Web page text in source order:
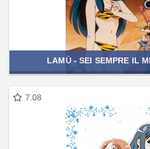
LAMÙ - SEI SEMPRE IL
7.08